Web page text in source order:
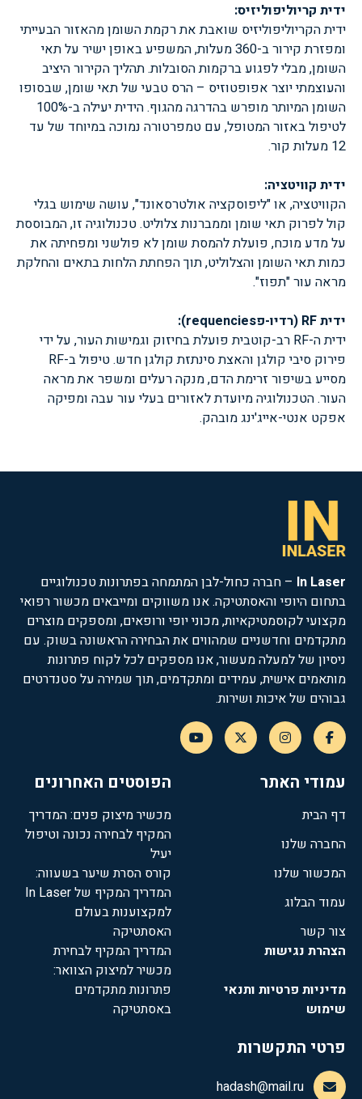
ידית קריוליפוליזיס:
ידית הקריוליפוליזיס שואבת את רקמת השומן מהאזור הבעייתי
ומפזרת קירור ב-360 מעלות, המשפיע באופן ישיר על תאי
השומן, מבלי לפגוע ברקמות הסובלות. תהליך הקירור היציב
והעוצמתי יוצר אפופטוזיס – הרס טבעי של תאי שומן, שבסופו
השומן המיותר מופרש בהדרגה מהגוף. הידית יעילה ב-100%
לטיפול באזור המטופל, עם טמפרטורה נמוכה במיוחד של עד
12 מעלות קור.
ידית קוויטציה:
הקוויטציה, או "ליפוסקציה אולטרסאונד", עושה שימוש בגלי
קול לפרוק תאי שומן וממברנות צלוליט. טכנולוגיה זו, המבוססת
על מדע מוכח, פועלת להמסת שומן לא פולשני ומפחיתה את
כמות תאי השומן והצלוליט, תוך הפחתת הלחות בתאים והחלקת
מראה עור "תפוז".
ידית RF (רדיו-פrequencies):
ידית ה-RF רב-קוטבית פועלת בחיזוק וגמישות העור, על ידי
פירוק סיבי קולגן והאצת סינתזת קולגן חדש. טיפול ב-RF
מסייע בשיפור זרימת הדם, מנקה רעלים ומשפר את מראה
העור. הטכנולוגיה מיועדת לאזורים בעלי עור עבה ומפיקה
אפקט אנטי-אייג'ינג מובהק.
In Laser – חברה כחול-לבן המתמחה בפתרונות טכנולוגיים
בתחום היופי והאסתטיקה. אנו משווקים ומייבאים מכשור רפואי
מקצועי לקוסמטיקאיות, מכוני יופי ורופאים, ומספקים מוצרים
מתקדמים וחדשניים שמהווים את הבחירה הראשונה בשוק. עם
ניסיון של למעלה מעשור, אנו מספקים לכל לקוח פתרונות
מותאמים אישית, עמידים ומתקדמים, תוך שמירה על סטנדרטים
גבוהים של איכות ושירות.
עמודי האתר
דף הבית
החברה שלנו
המכשור שלנו
עמוד הבלוג
צור קשר
הצהרת נגישות
מדיניות פרטיות ותנאי
שימוש
הפוסטים האחרונים
מכשיר מיצוק פנים: המדריך
המקיף לבחירה נכונה וטיפול
יעיל
קורס הסרת שיער בשעווה:
המדריך המקיף של In Laser
למקצוענות בעולם
האסתטיקה
המדריך המקיף לבחירת
מכשיר למיצוק הצוואר:
פתרונות מתקדמים
באסתטיקה
פרטי התקשרות
hadash@mail.ru